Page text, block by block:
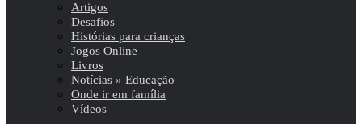
Artigos
Desafios
Histórias para crianças
Jogos Online
Livros
Notícias » Educação
Onde ir em família
Vídeos